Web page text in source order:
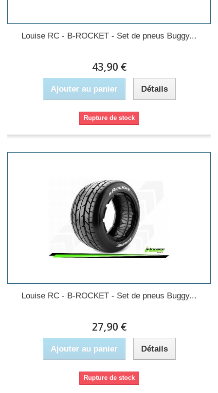
Louise RC - B-ROCKET - Set de pneus Buggy...
43,90 €
Ajouter au panier Détails
Rupture de stock
Louise RC - B-ROCKET - Set de pneus Buggy...
27,90 €
Ajouter au panier Détails
Rupture de stock